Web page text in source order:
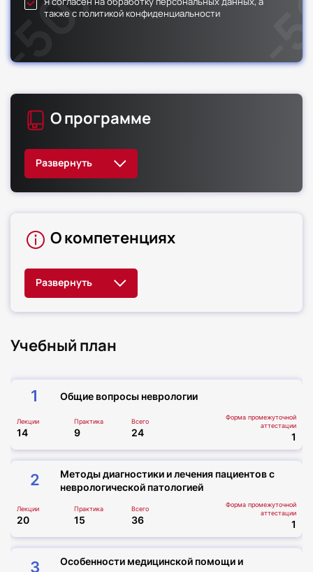
также с политикой конфиденциальности
О программе
О компетенциях
Учебный план
1 Общие вопросы неврологии
Лекции
14
Практика
9
Всего
24
Форма промежуточной
аттестации
1
2
Методы диагностики и лечения пациентов с
неврологической патологией
Лекции
20
Практика
15
Всего
36
Форма промежуточной
аттестации
1
3
Особенности медицинской помощи и